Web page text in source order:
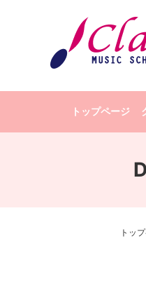
トップページ
トッ